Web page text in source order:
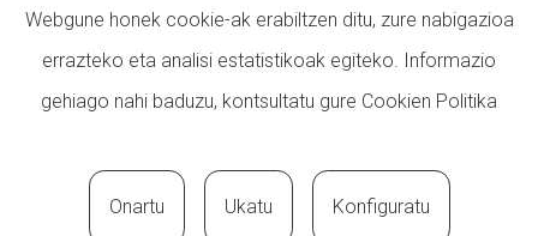
Webgune honek cookie-ak erabiltzen ditu, zure nabigazioa
errazteko eta analisi estatistikoak egiteko. Informazio
gehiago nahi baduzu, kontsultatu gure Cookien Politika
Onartu Ukatu Konfiguratu